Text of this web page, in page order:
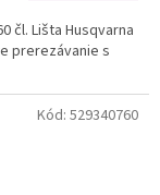
čl. Lišta Husqvarna
prerezávanie s
Kód: 529340760